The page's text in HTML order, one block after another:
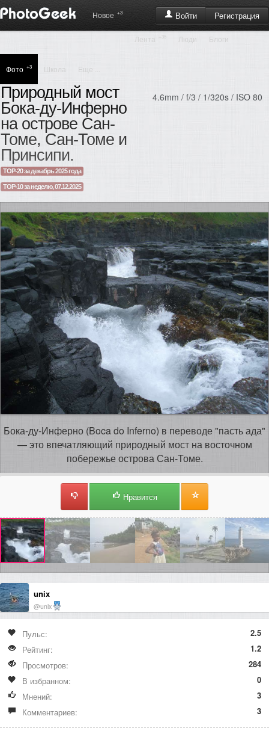
Войти Регистрация
Новое +3
Лента Люди Блоги
Фото +3 Школа Еще ...
Природный мост
Бока-ду-Инферно
на острове Сан-
Томе, Сан-Томе и
Принсипи.
TOP-20 за декабрь 2025 года
TOP-10 за неделю, 07.12.2025
4.6mm / f/3 / 1/320s / ISO 80
Бока-ду-Инферно (Boca do Inferno) в переводе "пасть ада"
— это впечатляющий природный мост на восточном
побережье острова Сан-Томе.
Нравится
unix
@unix
Пульс:
2.5
Рейтинг:
1.2
Просмотров:
284
В избранном:
0
Мнений:
3
Комментариев:
3